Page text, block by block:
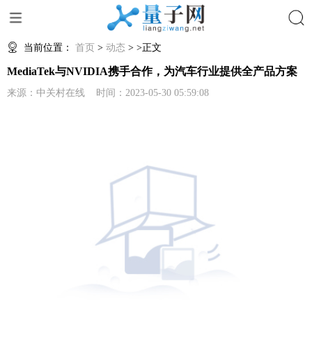
当前位置： 首页 > 动态 > >正文
MediaTek与NVIDIA携手合作，为汽车行业提供全产品方案
来源：中关村在线 时间：2023-05-30 05:59:08